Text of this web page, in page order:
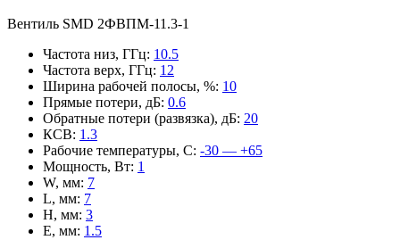
Вентиль SMD 2ФВПМ-11.3-1
Частота низ, ГГц: 10.5
Частота верх, ГГц: 12
Ширина рабочей полосы, %: 10
Прямые потери, дБ: 0.6
Обратные потери (развязка), дБ: 20
КСВ: 1.3
Рабочие температуры, С: -30 — +65
Мощность, Вт: 1
W, мм: 7
L, мм: 7
H, мм: 3
E, мм: 1.5